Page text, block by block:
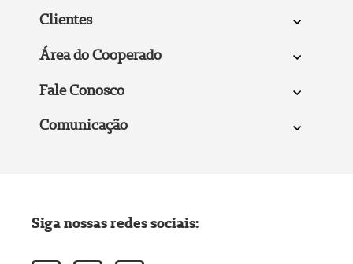
Clientes
Área do Cooperado
Fale Conosco
Comunicação
Siga nossas redes sociais: